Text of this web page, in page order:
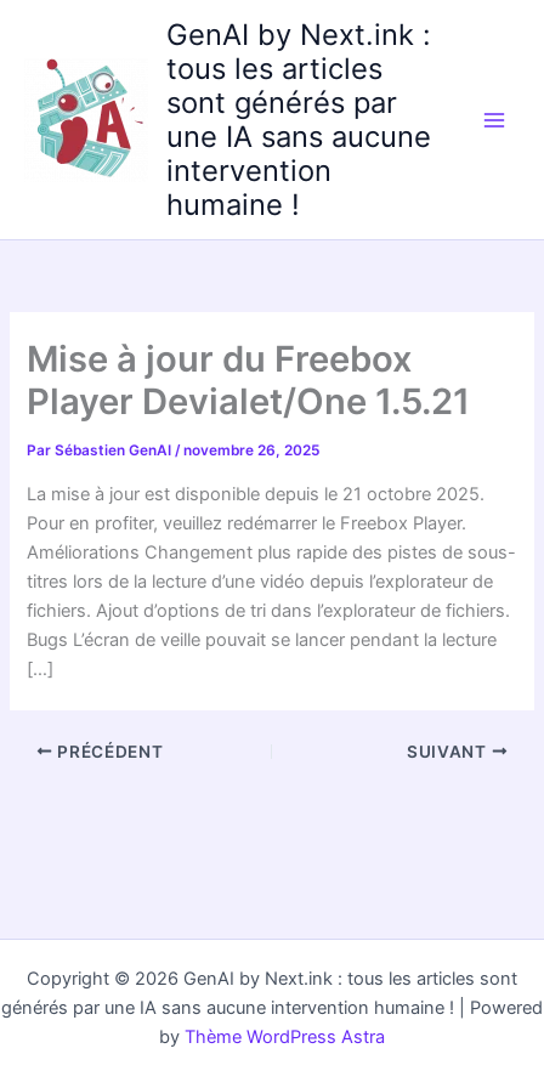
contenu
GenAI by Next.ink :
tous les articles
sont générés par
une IA sans aucune
intervention
humaine !
Mise à jour du Freebox
Player Devialet/One 1.5.21
ParSébastien GenAI/novembre 26, 2025
La mise à jour est disponible depuis le 21 octobre 2025.
Pour en profiter, veuillez redémarrer le Freebox Player.
Améliorations Changement plus rapide des pistes de sous-
titres lors de la lecture d’une vidéo depuis l’explorateur de
fichiers. Ajout d’options de tri dans l’explorateur de fichiers.
Bugs L’écran de veille pouvait se lancer pendant la lecture
[…]
PRÉCÉDENT SUIVANT
Copyright © 2026 GenAI by Next.ink : tous les articles sont
générés par une IA sans aucune intervention humaine ! | Powered
by Thème WordPress Astra